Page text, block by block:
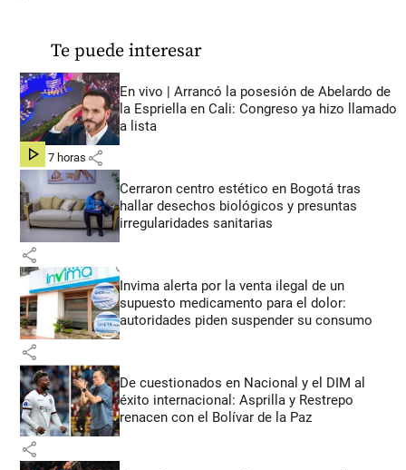
Te puede interesar
En vivo | Arrancó la posesión de Abelardo de
la Espriella en Cali: Congreso ya hizo llamado
a lista
hace 7 horas share
Cerraron centro estético en Bogotá tras
hallar desechos biológicos y presuntas
irregularidades sanitarias
share
Invima alerta por la venta ilegal de un
supuesto medicamento para el dolor:
autoridades piden suspender su consumo
share
De cuestionados en Nacional y el DIM al
éxito internacional: Asprilla y Restrepo
renacen con el Bolívar de la Paz
share